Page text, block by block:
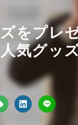
をプレ
気グッ